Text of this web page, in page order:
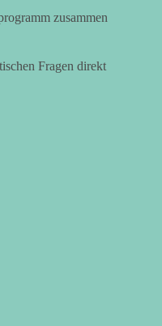
zusammen
Fragen direkt